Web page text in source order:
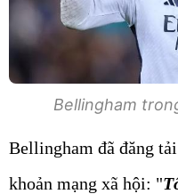
Bellingham
Bellingham đã đăng
khoản mạng xã hội: "